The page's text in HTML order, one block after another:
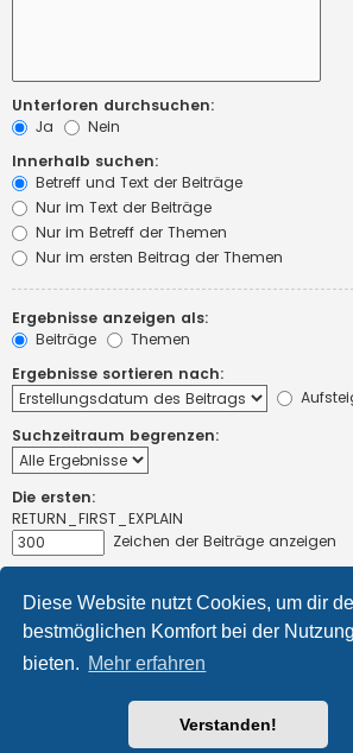
Diese Website nutzt Cookies, um dir
bestmöglichen Komfort bei der
bieten. Mehr erfahren
Verstanden!
Unterforen durchsuchen:
Ja
Nein
Innerhalb suchen:
Betreff und Text der Beiträge
Nur im Text der Beiträge
Nur im Betreff der Themen
Nur im ersten Beitrag der Themen
Ergebnisse anzeigen als:
Beiträge
Themen
Ergebnisse sortieren nach:
Suchzeitraum begrenzen:
Die ersten:
RETURN_FIRST_EXPLAIN
Zeichen der Beiträge anzeigen
Startseite Foren-Übersicht
Powered byphpBB
®
Deutsche